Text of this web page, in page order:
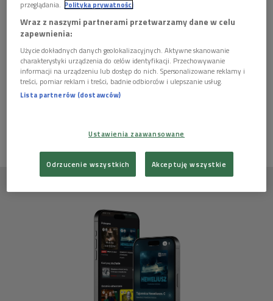
Autor scenariusza:Dżennet Połtorzycka-Stampf'l
"Spotkanie z Romkiem"
Ten artykuł nie ma jeszcze komentarzy, możesz być pierwszy!
ZALOGUJ SIĘ ABY DODAĆ KOMENTARZ
przeglądania. Polityka prywatności
Wraz z naszymi partnerami przetwarzamy dane w celu
zapewnienia:
Użycie dokładnych danych geolokalizacyjnych. Aktywne skanowanie
charakterystyki urządzenia do celów identyfikacji. Przechowywanie
informacji na urządzeniu lub dostęp do nich. Spersonalizowane reklamy i
treści, pomiar reklam i treści, badnie odbiorców i ulepszanie usług.
Lista partnerów (dostawców)
Ustawienia zaawansowane
Odrzucenie wszystkich Akceptuję wszystkie